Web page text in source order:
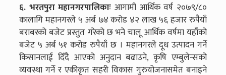
६. भरतपुरा महानगरपालिकाः आगामी आर्थिक वर्ष २०७९/८०
कालागि महानगरले ५ अर्ब ७४ करोड ४२ लाख ५६ हजार रुपैयाँ
बराबरको बजेट प्रस्तुत गरेको छ भने चालू आर्थिक वर्षमा यहाँको
बजेट ५ अर्ब ५१ करोड रुपैयाँ छ । महानगरले दूध उत्पादन गर्ने
किसानलाई दिँदै आएको अनुदान बढाउने, कृषि एम्बुलेन्सको
व्यवस्था गर्ने र एकीकृत सहरी विकास गुरुयोजनासमेत बनाइने